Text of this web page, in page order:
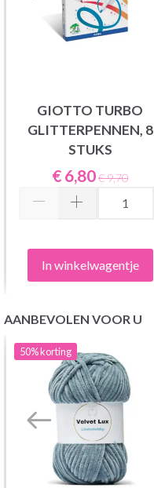
GIOTTO TURBO
GLITTERPENNEN, 8
STUKS
€ 6,80€ 9,70
In winkelwagentje
AANBEVOLEN VOOR U
50%korting